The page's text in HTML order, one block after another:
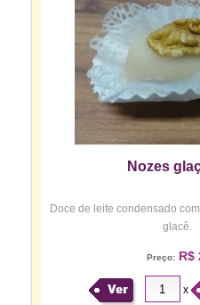
Nozes
Doce de leite condensado
glacê.
Preço:R$
Ver x